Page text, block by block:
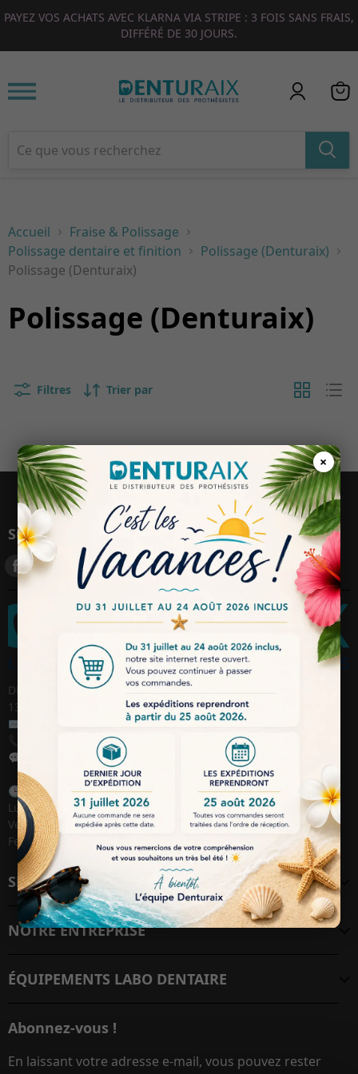
×
PAYEZ VOS ACHATS AVEC KLARNA VIA STRIPE : 3 FOIS SANS FRAIS,
DIFFÉRÉ DE 30 JOURS.
1 2 3 4
Accueil
Fraise & Polissage
Polissage dentaire et finition
Polissage (Denturaix)
Polissage (Denturaix)
Polissage (Denturaix)
Filtres Trier par
Suivez-nous
DENTURAIX SARL, 114 avenue des Chasséens, ZI AVON
13120 Gardanne / France
✉️
contact@denturaix.fr
04 42 38 39 39
💬
+33 6 28 37 19 27
🕒Jours / Heures de travail :
Lundi au Jeudi : 09h00 – 18h00
Vendredi : 09h00 – 17h30
Fermé le week-end
SERVICE CLIENT
NOTRE ENTREPRISE
ÉQUIPEMENTS LABO DENTAIRE
Abonnez-vous !
En laissant votre adresse e-mail, vous pouvez rester